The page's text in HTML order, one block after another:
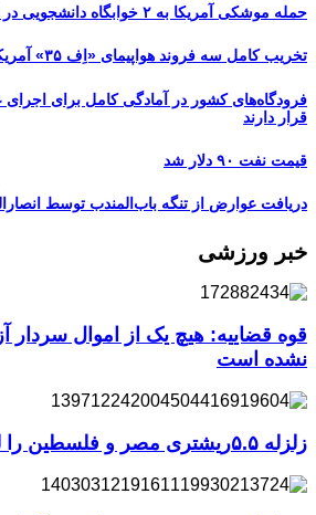
حمله موشکی آمریکا به ۲ خوابگاه دانشجویی در اهواز
تخریب کامل سه فروند هواپیمای «اِف ۳۵» آمریکا توسط سپاه
فرودگاه‌های کشور در آمادگی کامل برای اجرای
قرار دارند
قیمت نفت ۹۰ دلار شد
دریافت عوارض از تنگه باب‌المندب توسط
خبر ورزشی
قوه قضاییه: هیچ یک از اموال سردار
نشده است
زلزله ۵.۵ریشتری مصر و فلسطین را لرزاند